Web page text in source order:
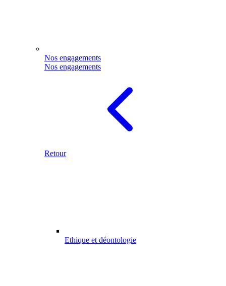
Nos engagements
Nos engagements
Retour
Ethique et déontologie